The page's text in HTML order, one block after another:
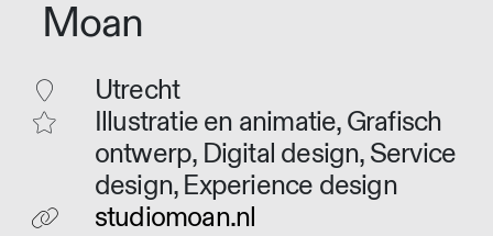
Moan
Utrecht
Illustratie en animatie, Grafisch
ontwerp, Digital design, Service
design, Experience design
studiomoan.nl